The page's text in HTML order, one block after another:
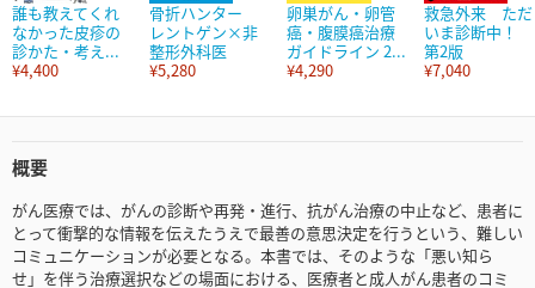
誰も教えてくれ
なかった皮疹の
診かた・考え...
¥4,400
骨折ハンター
レントゲン×非
整形外科医
¥5,280
卵巣がん・卵管
癌・腹膜癌治療
ガイドライン 2...
¥4,290
救急外来 ただ
いま診断中！
第2版
¥7,040
概要
がん医療では、がんの診断や再発・進行、抗がん治療の中止など、患者に
とって衝撃的な情報を伝えたうえで最善の意思決定を行うという、難しい
コミュニケーションが必要となる。本書では、そのような「悪い知ら
せ」を伴う治療選択などの場面における、医療者と成人がん患者のコミ